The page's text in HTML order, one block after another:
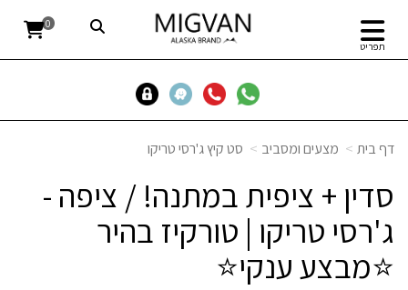
תפריט
0
דף בית מצעים ומסביב סט קיץ ג'רסי טריקו
סדין + ציפית במתנה! / ציפה -
ג'רסי טריקו | טורקיז בהיר
⭐מבצע ענקי⭐